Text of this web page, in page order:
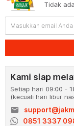
Tidak
Kami siap
Setiap hari 09:00 -
(kecuali hari libur
email
0851 3337